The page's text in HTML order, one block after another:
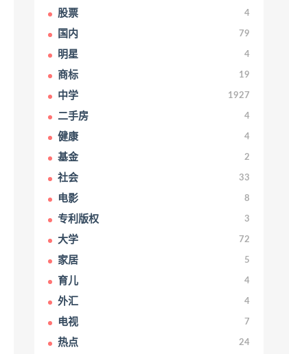
股票 4
国内 79
明星 4
商标 19
中学 1927
二手房 4
健康 4
基金 2
社会 33
电影 8
专利版权 3
大学 72
家居 5
育儿 4
外汇 4
电视 7
热点 24